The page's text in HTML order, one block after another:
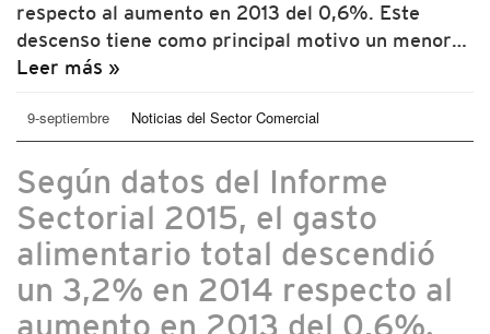
respecto al aumento en 2013 del 0,6%. Este
descenso tiene como principal motivo un menor…
Leer más »
9-septiembre Noticias del Sector Comercial
Según datos del Informe
Sectorial 2015, el gasto
alimentario total descendió
un 3,2% en 2014 respecto al
aumento en 2013 del 0,6%.